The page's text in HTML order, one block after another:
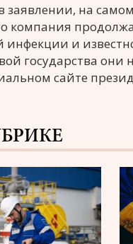
заявлении, на
компания
и
государства
сайте